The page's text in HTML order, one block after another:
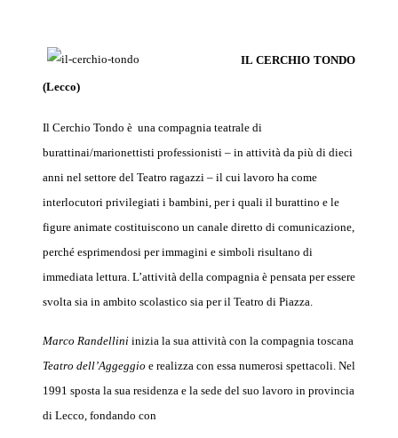
IL CERCHIO TONDO
(Lecco)
Il Cerchio Tondo è una compagnia teatrale di
burattinai/marionettisti professionisti – in attività da più di dieci
anni nel settore del Teatro ragazzi – il cui lavoro ha come
interlocutori privilegiati i bambini, per i quali il burattino e le
figure animate costituiscono un canale diretto di comunicazione,
perché esprimendosi per immagini e simboli risultano di
immediata lettura. L’attività della compagnia è pensata per essere
svolta sia in ambito scolastico sia per il Teatro di Piazza.
Marco Randellini inizia la sua attività con la compagnia toscana
Teatro dell’Aggeggio e realizza con essa numerosi spettacoli. Nel
1991 sposta la sua residenza e la sede del suo lavoro in provincia
di Lecco, fondando con